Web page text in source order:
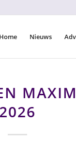
Home Nieuws
2026